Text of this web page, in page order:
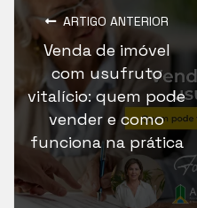
ARTIGO ANTERIOR
Venda de imóvel
com usufruto
vitalício: quem pode
vender e como
funciona na prática